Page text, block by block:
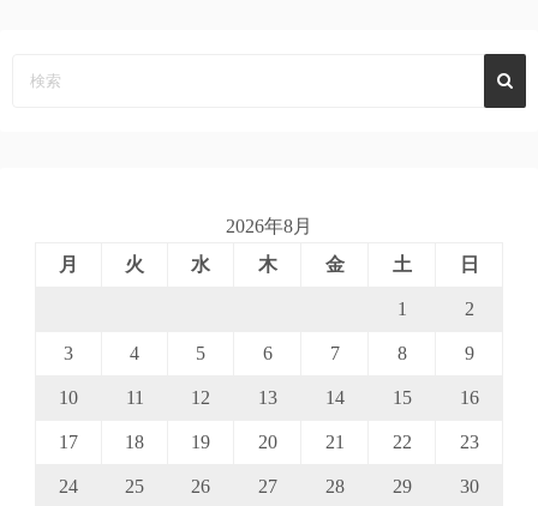
2026年8月
月
火 水 木 金 土 日
1 2
3 4 5 6 7 8 9
10 11 12 13 14 15 16
17 18 19 20 21 22 23
24 25 26 27 28 29 30